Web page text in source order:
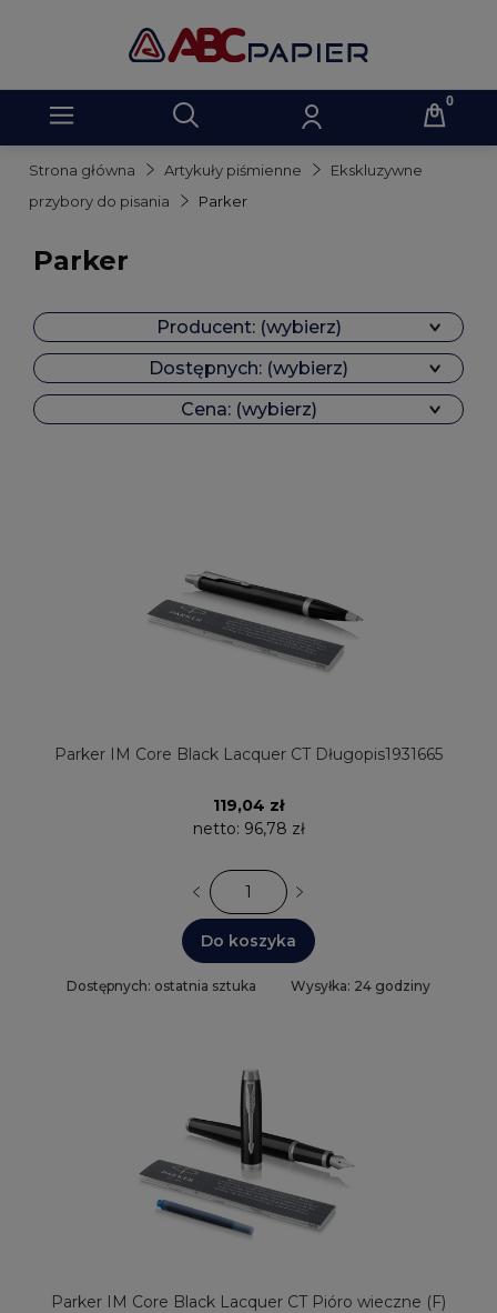
Strona główna Artykuły piśmienne
Ekskluzywne
przybory do pisania
Parker
Parker
Producent: (wybierz)
Dostępnych: (wybierz)
Cena: (wybierz)
Parker IM Core Black Lacquer CT Długopis1931665
119,04 zł
netto: 96,78 zł
Do koszyka
Dostępnych: ostatnia sztuka Wysyłka: 24 godziny
Parker IM Core Black Lacquer CT Pióro wieczne (F)